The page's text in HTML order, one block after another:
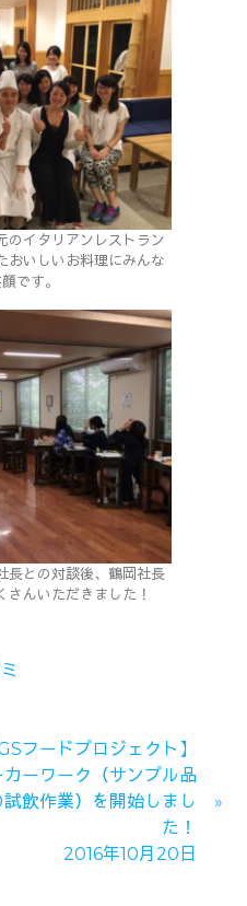
のイタリアンレストラン
おいしいお料理にみんな
です。
長との対談後、鶴岡社長
さんいただきました！
GSフードプロジェクト】
カーワーク（サンプル品
試飲作業）を開始しまし
た！
2016年10月20日